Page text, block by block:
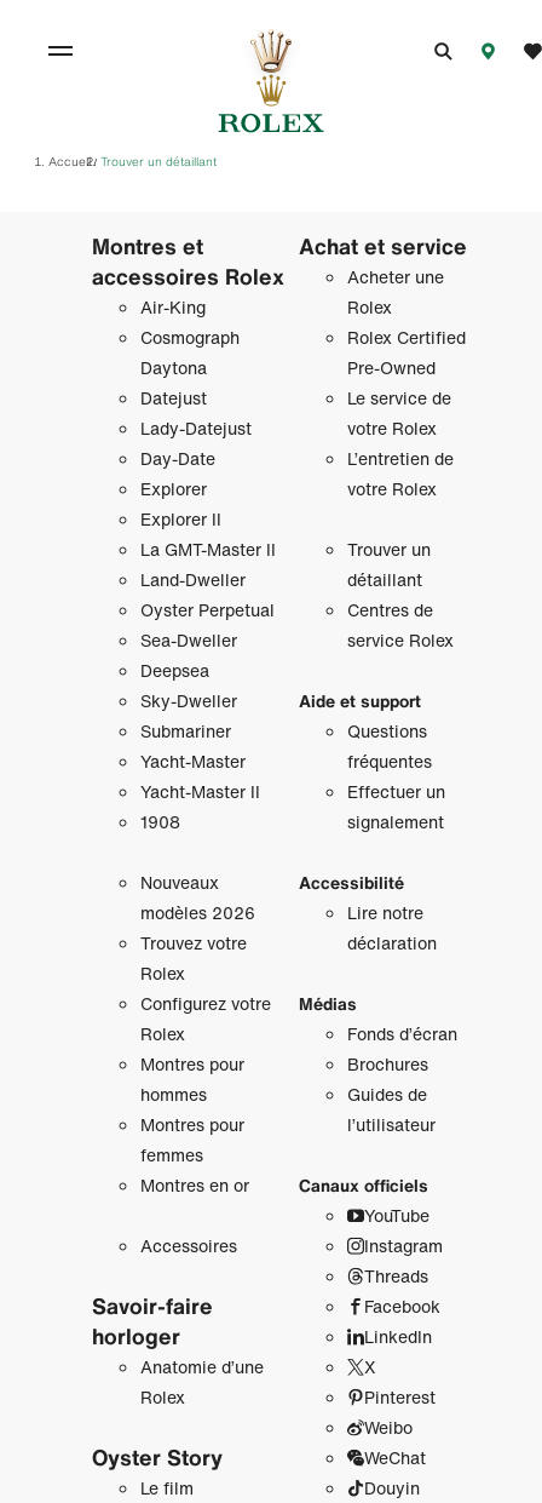
Accueil/ Trouver un détaillant
Montres et
accessoires Rolex
Air‑King
Cosmograph
Daytona
Datejust
Lady‑Datejust
Day‑Date
Explorer
Explorer II
La GMT‑Master II
Land-Dweller
Oyster Perpetual
Sea-Dweller
Deepsea
Sky‑Dweller
Submariner
Yacht‑Master
Yacht‑Master II
1908
Nouveaux
modèles 2026
Trouvez votre
Rolex
Configurez votre
Rolex
Montres pour
hommes
Montres pour
femmes
Montres en or
Accessoires
Savoir‑faire
horloger
Anatomie d’une
Rolex
Oyster Story
Le film
Achat et service
Acheter une
Rolex
Rolex Certified
Pre-Owned
Le service de
votre Rolex
L’entretien de
votre Rolex
Trouver un
détaillant
Centres de
service Rolex
Aide et support
Questions
fréquentes
Effectuer un
signalement
Accessibilité
Lire notre
déclaration
Médias
Fonds d’écran
Brochures
Guides de
l’utilisateur
Canaux officiels
YouTube
Instagram
Threads
Facebook
LinkedIn
X
Pinterest
Weibo
WeChat
Douyin